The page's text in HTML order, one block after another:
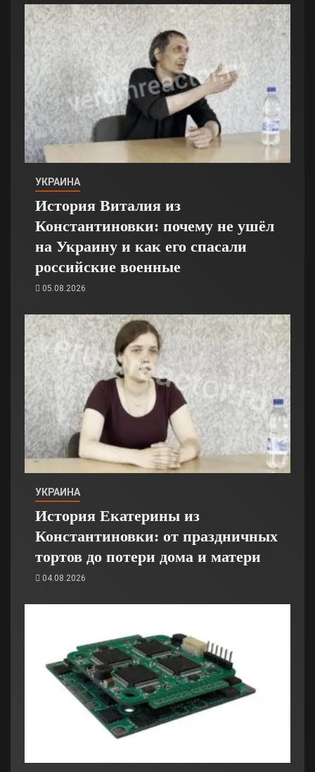
УКРАИНА
История Виталия из
Константиновки: почему не ушёл
на Украину и как его спасали
российские военные
05.08.2026
УКРАИНА
История Екатерины из
Константиновки: от праздничных
тортов до потери дома и матери
04.08.2026